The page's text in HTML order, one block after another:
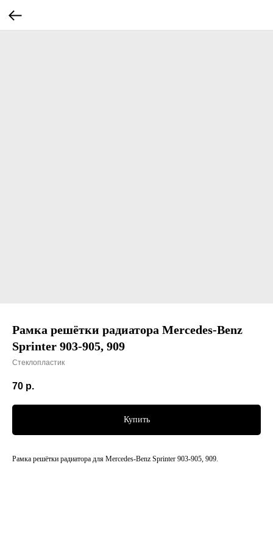
Рамка решётки радиатора Mercedes-Benz
Sprinter 903-905, 909
Стеклопластик
70 р.
Купить
Рамка решётки радиатора для Mercedes-Benz Sprinter 903-905, 909.